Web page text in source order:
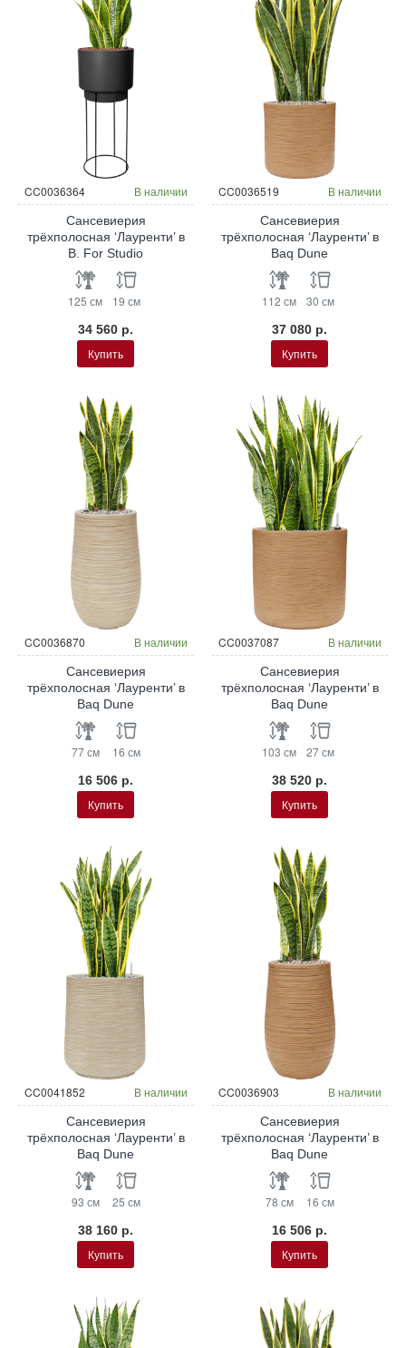
CC0036364 В наличии
Сансевиерия
трёхполосная ‘Лауренти’ в
B. For Studio
125 см 19 см
34 560 р.
Купить
CC0036519 В наличии
Сансевиерия
трёхполосная ‘Лауренти’ в
Baq Dune
112 см 30 см
37 080 р.
Купить
CC0036870 В наличии
Сансевиерия
трёхполосная ‘Лауренти’ в
Baq Dune
77 см 16 см
16 506 р.
Купить
CC0037087 В наличии
Сансевиерия
трёхполосная ‘Лауренти’ в
Baq Dune
103 см 27 см
38 520 р.
Купить
CC0041852 В наличии
Сансевиерия
трёхполосная ‘Лауренти’ в
Baq Dune
93 см 25 см
38 160 р.
Купить
CC0036903 В наличии
Сансевиерия
трёхполосная ‘Лауренти’ в
Baq Dune
78 см 16 см
16 506 р.
Купить